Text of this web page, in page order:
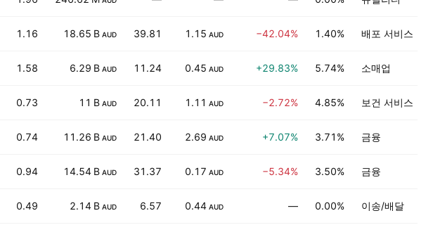
1.16 18.65 B AUD 39.81 1.15 AUD −42.04% 1.40% 배포 서비스
1.58 6.29 B AUD 11.24 0.45 AUD +29.83% 5.74% 소매업
0.73 11 B AUD 20.11 1.11 AUD −2.72% 4.85% 보건 서비스
0.74 11.26 B AUD 21.40 2.69 AUD +7.07% 3.71% 금융
0.94 14.54 B AUD 31.37 0.17 AUD −5.34% 3.50% 금융
0.49 2.14 B AUD 6.57 0.44 AUD — 0.00% 이송/배달